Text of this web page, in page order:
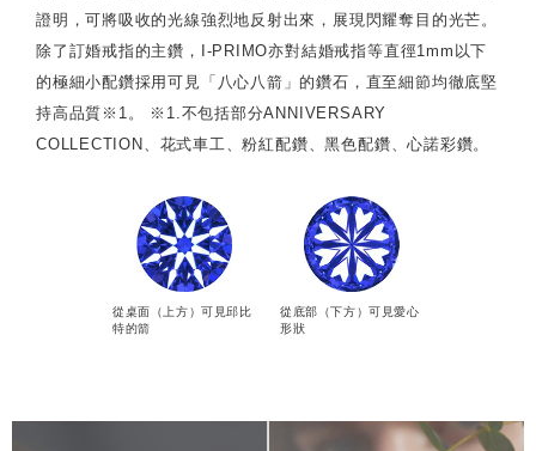
證明，可將吸收的光線強烈地反射出來，展現閃耀奪目的光芒。
除了訂婚戒指的主鑽，I-PRIMO亦對結婚戒指等直徑1mm以下
的極細小配鑽採用可見「八心八箭」的鑽石，直至細節均徹底堅
持高品質※1。 ※1.不包括部分ANNIVERSARY
COLLECTION、花式車工、粉紅配鑽、黑色配鑽、心諾彩鑽。
從桌面（上方）可見邱比
特的箭
從底部（下方）可見愛心
形狀